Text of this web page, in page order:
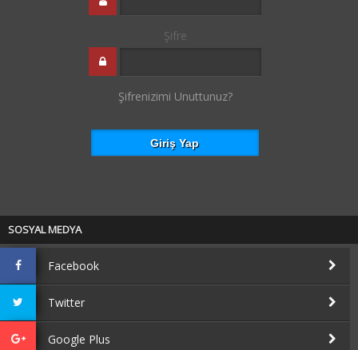
Şifre
Şifrenizimi Unuttunuz?
SOSYAL MEDYA
Facebook
Twitter
Google Plus